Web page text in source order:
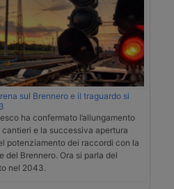
sul Brennero e il traguardo si
ha confermato l’allungamento
cantieri e la successiva apertura
potenziamento dei raccordi con la
del Brennero. Ora si parla del
nel 2043.